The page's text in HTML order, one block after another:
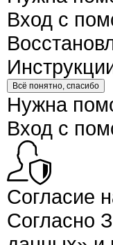
Вход с
Всё понятно, спасибо
Нужна
Вход с
Согласие
Согласно